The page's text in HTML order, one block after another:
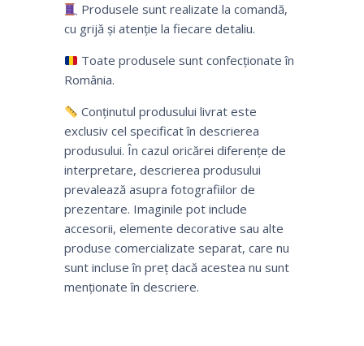
Produsele sunt realizate la comandă,
cu grijă și atenție la fiecare detaliu.
Toate produsele sunt confecționate în
România.
Conținutul produsului livrat este
exclusiv cel specificat în descrierea
produsului. În cazul oricărei diferențe de
interpretare, descrierea produsului
prevalează asupra fotografiilor de
prezentare. Imaginile pot include
accesorii, elemente decorative sau alte
produse comercializate separat, care nu
sunt incluse în preț dacă acestea nu sunt
menționate în descriere.